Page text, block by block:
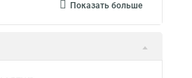
Показать больше